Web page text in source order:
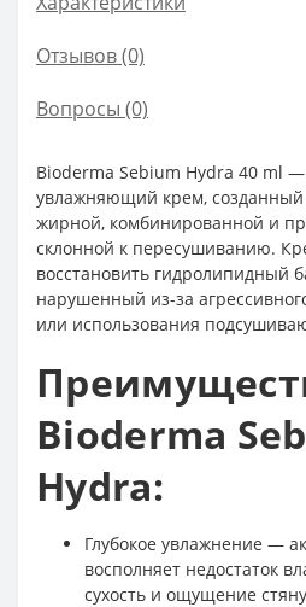
Отзывов (0)
Вопросы (0)
Bioderma Sebium Hydra 40 ml
увлажняющий крем, созданный
жирной, комбинированной и
склонной к пересушиванию.
восстановить гидролипидный
нарушенный из-за
или использования
Bioderma
Hydra:
Глубокое увлажнение —
восполняет недостаток
сухость и ощущение